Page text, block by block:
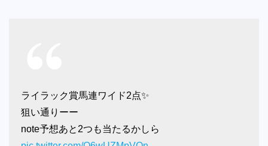
ライラック賞馬連ワイド2点✨
狙い通りーー
note予想あと2つも当たるかしら